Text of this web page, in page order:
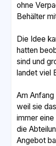
ohne
Behälter
Die Idee
hatten
sind und
landet viel
Am
weil sie
immer
die
Angebot